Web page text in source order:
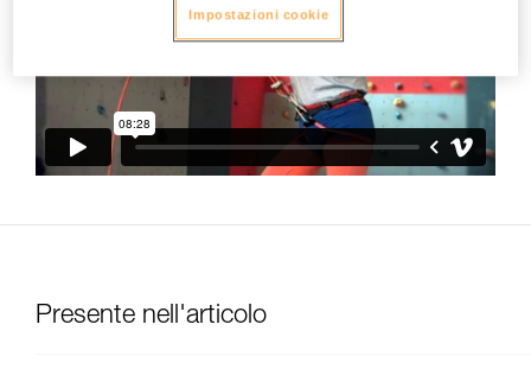
Presente nell'articolo
Impostazioni cookie